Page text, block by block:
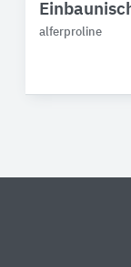
alferproline